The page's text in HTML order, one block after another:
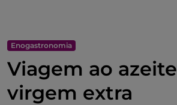
Enogastronomia
Viagem ao azeite
virgem extra